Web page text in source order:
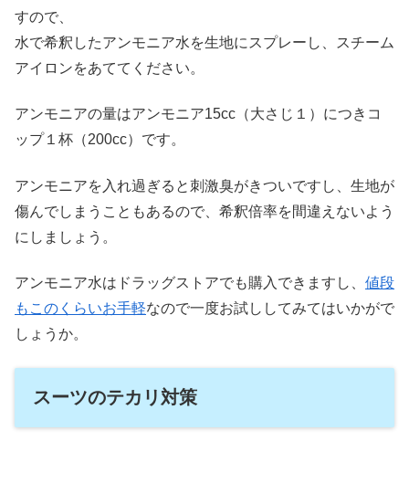
すので、
水で希釈したアンモニア水を生地にスプレーし、スチーム
アイロンをあててください。
アンモニアの量はアンモニア15cc（大さじ１）につきコ
ップ１杯（200cc）です。
アンモニアを入れ過ぎると刺激臭がきついですし、生地が
傷んでしまうこともあるので、希釈倍率を間違えないよう
にしましょう。
アンモニア水はドラッグストアでも購入できますし、 値段
もこのくらいお手軽なので一度お試ししてみてはいかがで
しょうか。
スーツのテカリ対策